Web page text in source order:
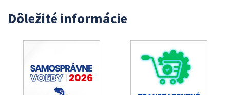
Dôležité informácie